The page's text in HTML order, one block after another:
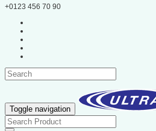
+0123 456 70 90
Toggle navigation